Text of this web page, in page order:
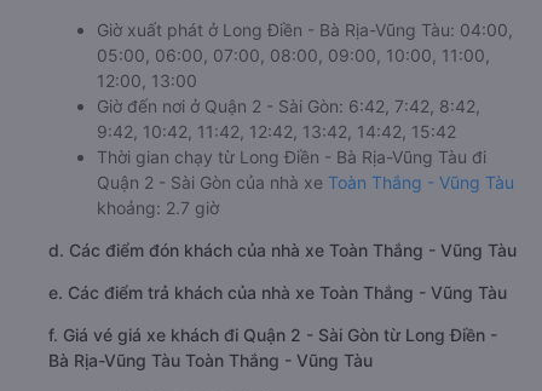
Giờ xuất phát ở Long Điền - Bà Rịa-Vũng Tàu: 04:00,
05:00, 06:00, 07:00, 08:00, 09:00, 10:00, 11:00,
12:00, 13:00
Giờ đến nơi ở Quận 2 - Sài Gòn: 6:42, 7:42, 8:42,
9:42, 10:42, 11:42, 12:42, 13:42, 14:42, 15:42
Thời gian chạy từ Long Điền - Bà Rịa-Vũng Tàu đi
Quận 2 - Sài Gòn của nhà xe Toàn Thắng - Vũng Tàu
khoảng: 2.7 giờ
d. Các điểm đón khách của nhà xe Toàn Thắng - Vũng Tàu
e. Các điểm trả khách của nhà xe Toàn Thắng - Vũng Tàu
f. Giá vé giá xe khách đi Quận 2 - Sài Gòn từ Long Điền -
Bà Rịa-Vũng Tàu Toàn Thắng - Vũng Tàu